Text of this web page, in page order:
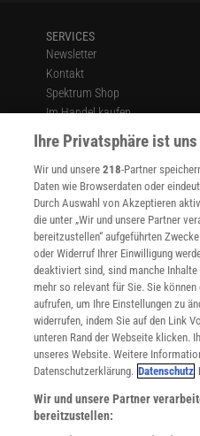
SERVICES
Newsletter
Kontakt
Spektrum Shop
Im Handel kaufen
Presse
Verträge kündigen
Widerruf
INFO
Mediadaten
Datenschutz
Nutzungsbedingungen
Cookie-Einstellungen
Utiq verwalten
Nutzungsbasierte
Alle Artikel
Impressum
Angebote für Schulen
Angebote für Institutionen
Ihre Privatsphäre ist
Wir und unsere218-Partner
Daten wie Browserdaten oder
Durch Auswahl von Akzeptieren
die unter „Wir und unsere Partner
bereitzustellen“ aufgeführten
oder Widerruf Ihrer Einwilligung
deaktiviert sind, sind manche
mehr so relevant für Sie. Sie
aufrufen, um Ihre Einstellungen zu
widerrufen, indem Sie auf den Link
unteren Rand der Webseite klicken.
unseres Website. Weitere
Datenschutzerklärung. Datenschutz
Wir und unsere Partner
bereitzustellen: